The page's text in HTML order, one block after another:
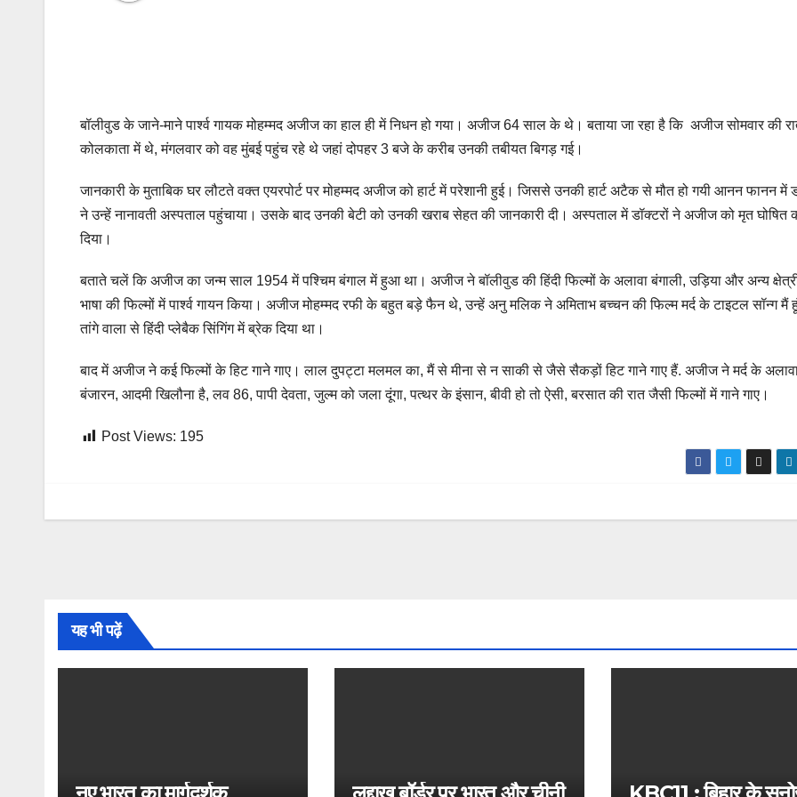
बॉलीवुड के जाने-माने पार्श्व गायक मोहम्मद अजीज का हाल ही में निधन हो गया। अजीज 64 साल के थे। बताया जा रहा है कि अजीज सोमवार की
कोलकाता में थे, मंगलवार को वह मुंबई पहुंच रहे थे जहां दोपहर 3 बजे के करीब उनकी तबीयत बिगड़ गई।
जानकारी के मुताबिक घर लौटते वक्त एयरपोर्ट पर मोहम्मद अजीज को हार्ट में परेशानी हुई। जिससे उनकी हार्ट अटैक से मौत हो गयी आनन फानन में
ने उन्हें नानावती अस्पताल पहुंचाया। उसके बाद उनकी बेटी को उनकी खराब सेहत की जानकारी दी। अस्पताल में डॉक्टरों ने अजीज को मृत घोषित
दिया।
बताते चलें कि अजीज का जन्म साल 1954 में पश्चिम बंगाल में हुआ था। अजीज ने बॉलीवुड की हिंदी फिल्मों के अलावा बंगाली, उड़िया और अन्य
भाषा की फिल्मों में पार्श्व गायन किया। अजीज मोहम्मद रफी के बहुत बड़े फैन थे, उन्हें अनु मलिक ने अमिताभ बच्चन की फिल्म मर्द के टाइटल सॉन्ग मैं हूं
तांगे वाला से हिंदी प्लेबैक सिंगिंग में ब्रेक दिया था।
बाद में अजीज ने कई फिल्मों के हिट गाने गाए। लाल दुपट्टा मलमल का, मैं से मीना से न साकी से जैसे सैकड़ों हिट गाने गाए हैं. अजीज ने मर्द के
बंजारन, आदमी खिलौना है, लव 86, पापी देवता, जुल्म को जला दूंगा, पत्थर के इंसान, बीवी हो तो ऐसी, बरसात की रात जैसी फिल्मों में गाने गाए।
Post Views: 195
यह भी पढ़ें